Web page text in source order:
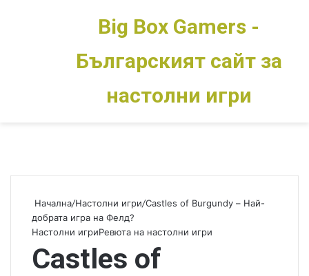
Switch skin
Big Box Gamers -
Българският сайт за
настолни игри
Начална/Настолни игри/Castles of Burgundy – Най-
добрата игра на Фелд?
Настолни игриРевюта на настолни игри
Castles of